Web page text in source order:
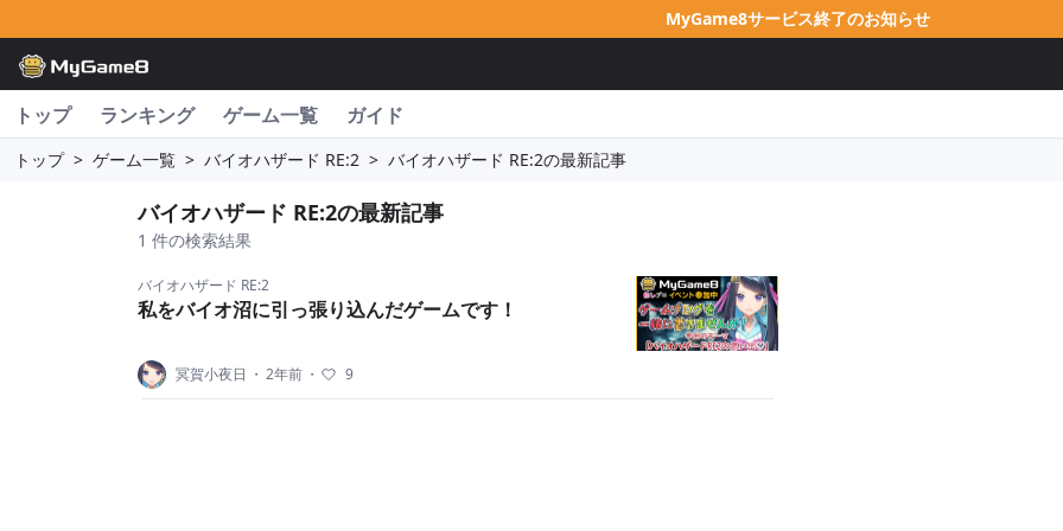
MyGame8サービス終了のお知らせ
トップ ランキング ゲーム一覧 ガイド
トップ > ゲーム一覧 > バイオハザード RE:2 > バイオハザード RE:2の最新記事
バイオハザード RE:2の最新記事
1 件の検索結果
バイオハザード RE:2
私をバイオ沼に引っ張り込んだゲームです！
冥賀小夜日 ・ 2年前 ・ 9